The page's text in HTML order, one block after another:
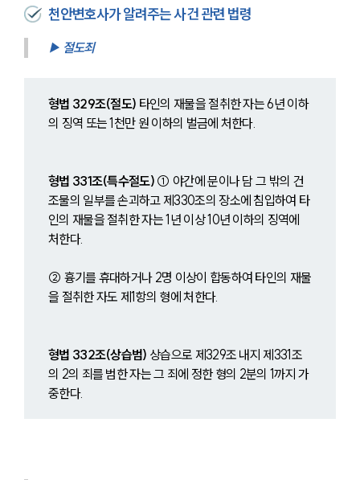
천안변호사가 알려주는 사건 관련 법령
▶ 절도죄
형법 329조(절도) 타인의 재물을 절취한 자는 6년 이하
의 징역 또는 1천만 원 이하의 벌금에 처한다.
형법 331조(특수절도) ① 야간에 문이나 담 그 밖의 건
조물의 일부를 손괴하고 제330조의 장소에 침입하여 타
인의 재물을 절취한 자는 1년 이상 10년 이하의 징역에
처한다.
② 흉기를 휴대하거나 2명 이상이 합동하여 타인의 재물
을 절취한 자도 제1항의 형에 처한다.
형법 332조(상습범) 상습으로 제329조 내지 제331조
의 2의 죄를 범한 자는 그 죄에 정한 형의 2분의 1까지 가
중한다.